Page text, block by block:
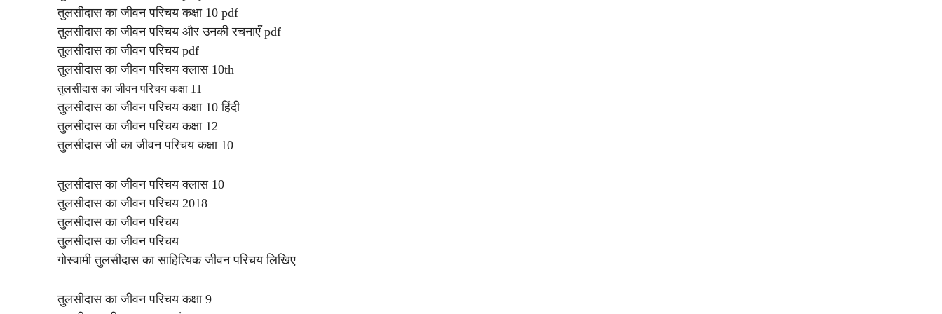
तुलसीदास का जीवन परिचय कक्षा 10 pdf
तुलसीदास का जीवन परिचय और उनकी रचनाएँ pdf
तुलसीदास का जीवन परिचय pdf
तुलसीदास का जीवन परिचय क्लास 10th
तुलसीदास का जीवन परिचय कक्षा 11
तुलसीदास का जीवन परिचय कक्षा 10 हिंदी
तुलसीदास का जीवन परिचय कक्षा 12
तुलसीदास जी का जीवन परिचय कक्षा 10
तुलसीदास का जीवन परिचय क्लास 10
तुलसीदास का जीवन परिचय 2018
तुलसीदास का जीवन परिचय
तुलसीदास का जीवन परिचय
गोस्वामी तुलसीदास का साहित्यिक जीवन परिचय लिखिए
तुलसीदास का जीवन परिचय कक्षा 9